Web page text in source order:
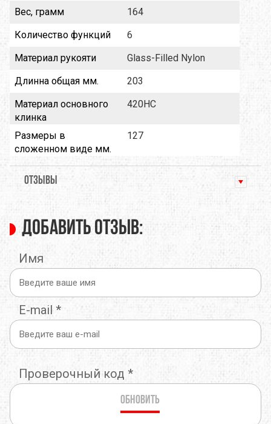
Вес, грамм
164
Количество функций
6
Материал рукояти
Glass-Filled Nylon
Длинна общая мм.
203
Материал основного
клинка
420HC
Размеры в
сложенном виде мм.
127
ОТЗЫВЫ
Добавить отзыв:
Имя
E-mail *
Проверочный код *
Обновить